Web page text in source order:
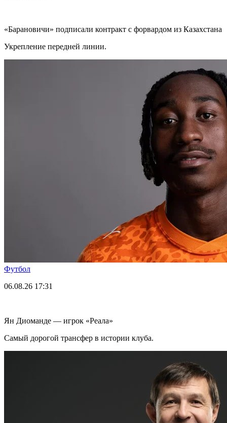
«Барановичи» подписали контракт с форвардом из Казахстана
Укрепление передней линии.
Футбол
06.08.26 17:31
Ян Диоманде — игрок «Реала»
Самый дорогой трансфер в истории клуба.